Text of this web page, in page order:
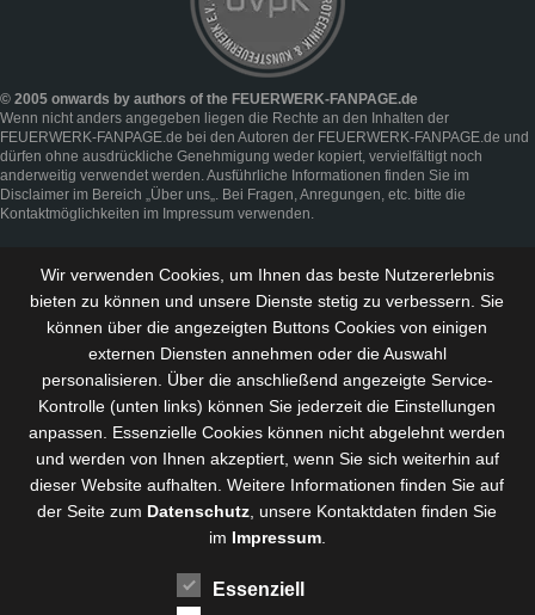
© 2005 onwards by authors of the FEUERWERK-FANPAGE.de
Wenn nicht anders angegeben liegen die Rechte an den Inhalten der
FEUERWERK-FANPAGE.de bei den Autoren der FEUERWERK-FANPAGE.de und
dürfen ohne ausdrückliche Genehmigung weder kopiert, vervielfältigt noch
anderweitig verwendet werden. Ausführliche Informationen finden Sie im
Disclaimer im Bereich „Über uns„. Bei Fragen, Anregungen, etc. bitte die
Kontaktmöglichkeiten im Impressum verwenden.
Wir verwenden Cookies, um Ihnen das beste Nutzererlebnis
bieten zu können und unsere Dienste stetig zu verbessern . Sie
können über die angezeigten Buttons Cookies von einigen
externen Diensten annehmen oder die Auswahl
personalisieren. Über die anschließend angezeigte Service-
Kontrolle (unten links) können Sie jederzeit die Einstellungen
anpassen. Essenzielle Cookies können nicht abgelehnt werden
und werden von Ihnen akzeptiert, wenn Sie sich weiterhin auf
dieser Website aufhalten. Weitere Informationen finden Sie auf
der Seite zum Datenschutz , unsere Kontaktdaten finden Sie
im Impressum.
Essenziell